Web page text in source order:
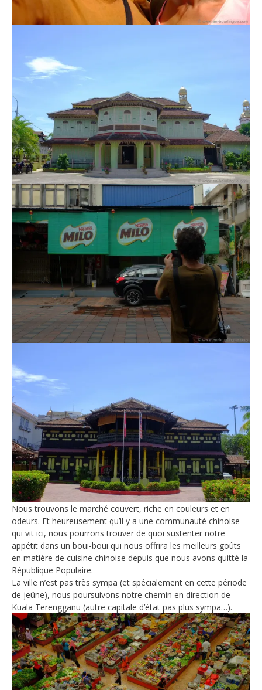
Nous trouvons le marché couvert, riche en couleurs et en
odeurs. Et heureusement qu’il y a une communauté chinoise
qui vit ici, nous pourrons trouver de quoi sustenter notre
appétit dans un boui-boui qui nous offrira les meilleurs goûts
en matière de cuisine chinoise depuis que nous avons quitté la
République Populaire.
La ville n’est pas très sympa (et spécialement en cette période
de jeûne), nous poursuivons notre chemin en direction de
Kuala Terengganu (autre capitale d’état pas plus sympa…).